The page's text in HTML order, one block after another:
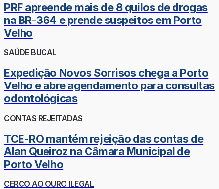
PRF apreende mais de 8 quilos de drogas
na BR-364 e prende suspeitos em Porto
Velho
SAÚDE BUCAL
Expedição Novos Sorrisos chega a Porto
Velho e abre agendamento para consultas
odontológicas
CONTAS REJEITADAS
TCE-RO mantém rejeição das contas de
Alan Queiroz na Câmara Municipal de
Porto Velho
CERCO AO OURO ILEGAL